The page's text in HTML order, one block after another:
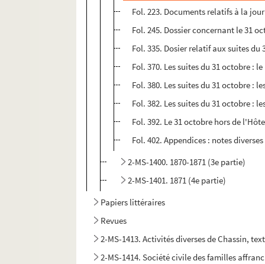
Fol. 223. Documents relatifs à la
Fol. 245. Dossier concernant le 31
Fol. 335. Dosier relatif aux suites du
Fol. 370. Les suites du 31 octobre :
Fol. 380. Les suites du 31 octobre :
Fol. 382. Les suites du 31 octobre :
Fol. 392. Le 31 octobre hors de
Fol. 402. Appendices : notes
2-MS-1400. 1870-1871 (3e partie)
2-MS-1401. 1871 (4e partie)
Papiers littéraires
Revues
2-MS-1413. Activités diverses de Chassin,
2-MS-1414. Société civile des familles